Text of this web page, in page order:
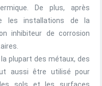
De plus, après
les installations de la
inhibiteur de corrosion
la plupart des métaux, des
aussi être utilisé pour